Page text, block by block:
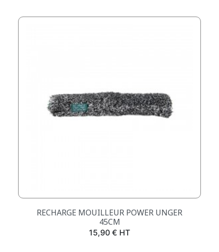
RECHARGE MOUILLEUR POWER UNGER
45CM
Prix
15,90 € HT